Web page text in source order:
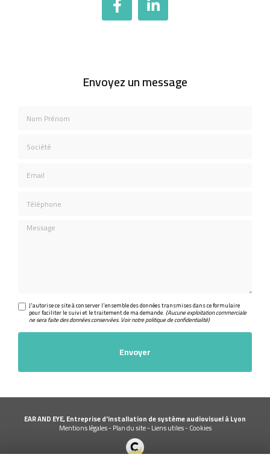
Envoyez un message
Message
J'autorise ce site à conserver l'ensemble des données transmises dans ce formulaire
pour faciliter le suivi et le traitement de ma demande. (Aucune exploitation commerciale
ne sera faite des données conservées. Voir notrepolitique de confidentialité)
EAR AND EYE, Entreprise d'installation de système audiovisuel à Lyon
Mentions légales-Plan du site-Liens utiles-Cookies